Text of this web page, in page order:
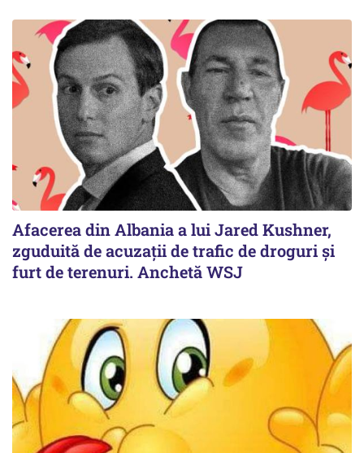
Afacerea din Albania a lui Jared Kushner,
zguduită de acuzații de trafic de droguri și
furt de terenuri. Anchetă WSJ